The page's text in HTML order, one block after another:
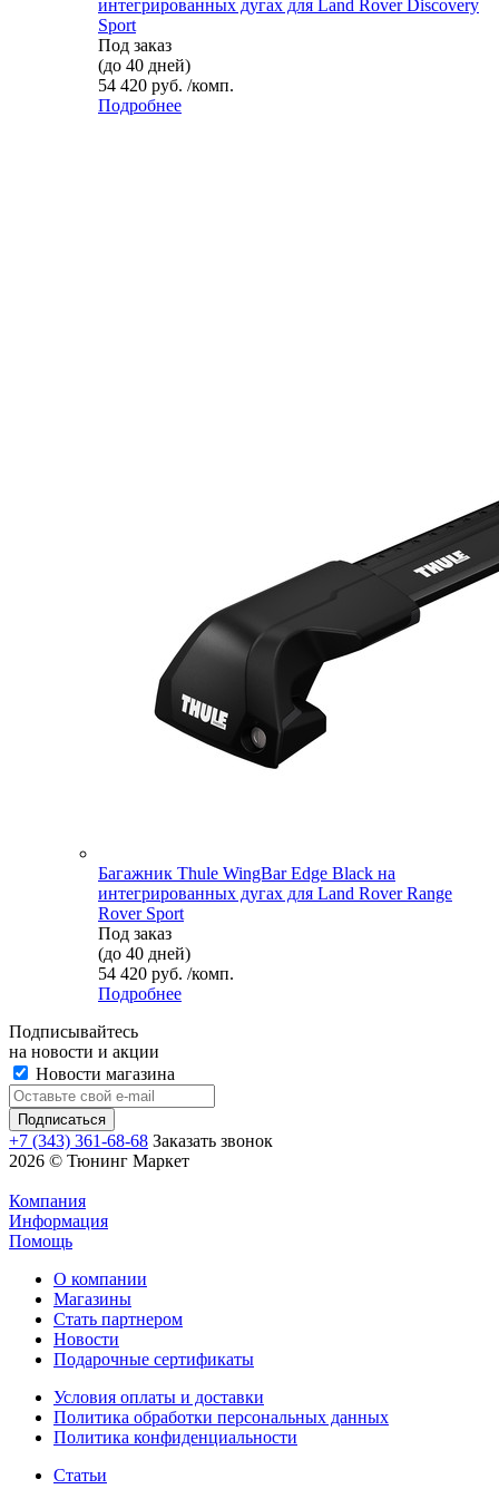
интегрированных дугах для Land Rover Discovery
Sport
Под заказ
(до 40 дней)
54 420 руб. /комп.
Подробнее
Багажник Thule WingBar Edge Black на
интегрированных дугах для Land Rover Range
Rover Sport
Под заказ
(до 40 дней)
54 420 руб. /комп.
Подробнее
Подписывайтесь
на новости и акции
Новости магазина
+7 (343) 361-68-68 Заказать звонок
2026 © Тюнинг Маркет
Компания
Информация
Помощь
О компании
Магазины
Стать партнером
Новости
Подарочные сертификаты
Условия оплаты и доставки
Политика обработки персональных данных
Политика конфиденциальности
Статьи